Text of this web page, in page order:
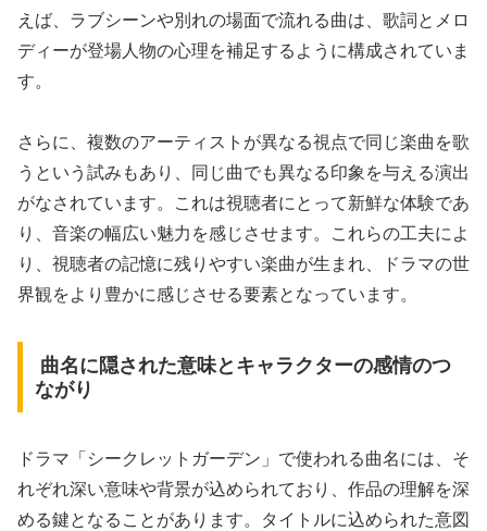
えば、ラブシーンや別れの場面で流れる曲は、歌詞とメロ
ディーが登場人物の心理を補足するように構成されていま
す。
さらに、複数のアーティストが異なる視点で同じ楽曲を歌
うという試みもあり、同じ曲でも異なる印象を与える演出
がなされています。これは視聴者にとって新鮮な体験であ
り、音楽の幅広い魅力を感じさせます。これらの工夫によ
り、視聴者の記憶に残りやすい楽曲が生まれ、ドラマの世
界観をより豊かに感じさせる要素となっています。
曲名に隠された意味とキャラクターの感情のつ
ながり
ドラマ「シークレットガーデン」で使われる曲名には、そ
れぞれ深い意味や背景が込められており、作品の理解を深
める鍵となることがあります。タイトルに込められた意図